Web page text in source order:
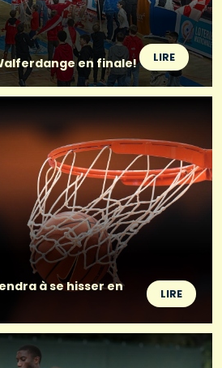
en finale!
LIRE
à se hisser en
LIRE